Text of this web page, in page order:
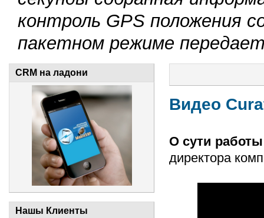
контроль GPS положения
пакетном режиме
CRM на ладони
Нашы Клиенты
Видео
О сути
директора